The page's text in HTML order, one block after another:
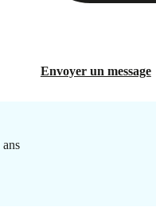
Envoyer un message